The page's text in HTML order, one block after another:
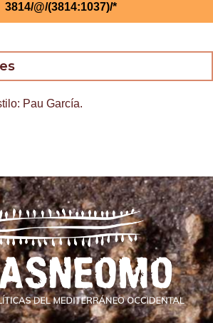
3814/@/(3814:1037)/*
Pau García.